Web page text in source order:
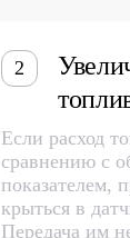
2
Если расход
сравнению с
показателем,
крыться в
Передача им